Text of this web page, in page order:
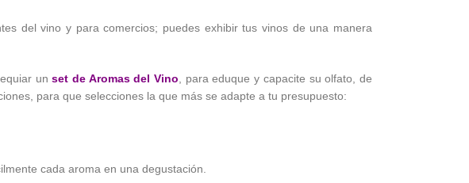
del vino y para comercios; puedes exhibir tus vinos de una manera
unset de Aromas del Vino , para eduque y capacite su olfato, de
para que selecciones la que más se adapte a tu presupuesto:
cada aroma en una degustación.